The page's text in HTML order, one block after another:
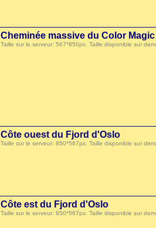
Cheminée massive du Color Magic
Taille sur le serveur: 567*850px. Taille disponible sur
Côte ouest du Fjord d'Oslo
Taille sur le serveur: 850*567px. Taille disponible sur
Côte est du Fjord d'Oslo
Taille sur le serveur: 850*567px. Taille disponible sur